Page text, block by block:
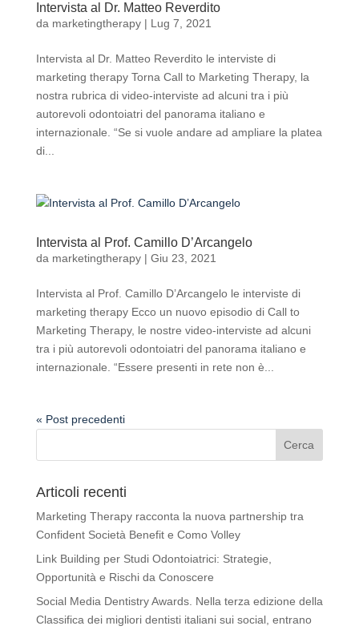
Intervista al Dr. Matteo Reverdito
da marketingtherapy| Lug 7, 2021
Intervista al Dr. Matteo Reverdito le interviste di
marketing therapy Torna Call to Marketing Therapy, la
nostra rubrica di video-interviste ad alcuni tra i più
autorevoli odontoiatri del panorama italiano e
internazionale. “Se si vuole andare ad ampliare la platea
di...
Intervista al Prof. Camillo D’Arcangelo
da marketingtherapy| Giu 23, 2021
Intervista al Prof. Camillo D’Arcangelo le interviste di
marketing therapy Ecco un nuovo episodio di Call to
Marketing Therapy, le nostre video-interviste ad alcuni
tra i più autorevoli odontoiatri del panorama italiano e
internazionale. “Essere presenti in rete non è...
« Post precedenti
Articoli recenti
Marketing Therapy racconta la nuova partnership tra
Confident Società Benefit e Como Volley
Link Building per Studi Odontoiatrici: Strategie,
Opportunità e Rischi da Conoscere
Social Media Dentistry Awards. Nella terza edizione della
Classifica dei migliori dentisti italiani sui social, entrano